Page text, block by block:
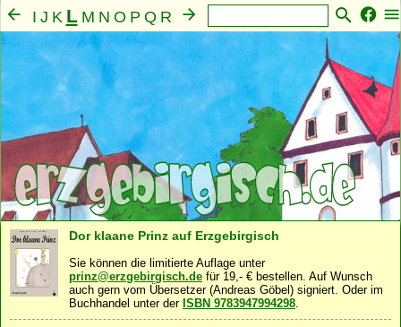
I J K L M N O P Q R
S T U V W Y Z A B C D F G H
Mensch· Seele· Geist Familie· Gemeinschaft ·
Nahrung Natur · Sonstiges
Dor klaane Prinz auf Erzgebirgisch
Sie können die limitierte Auflage unter
prinz@erzgebirgisch.de für 19,- € bestellen. Auf Wunsch
auch gern vom Übersetzer (Andreas Göbel) signiert. Oder im
Buchhandel unter der ISBN 9783947994298.